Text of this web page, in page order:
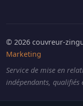
© 2026 couvreur-
Marketing
Service de mise en
indépendants, qualifiés